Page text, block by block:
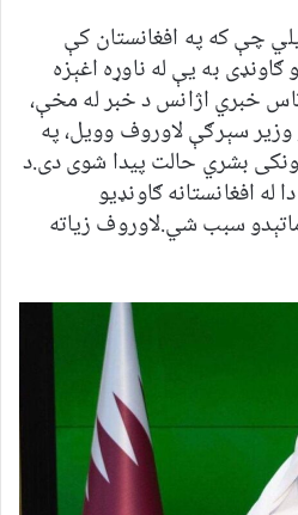
چې که په افغانستان کې
به یې له ناوړه اغېزه
خبري اژانس د خبر له مخې،
وزیر سېرګې لاوروف وویل، په
بشري حالت پیدا شوی دی.د
افغانستانه ګاونډیو
سبب شي.لاوروف زیاته